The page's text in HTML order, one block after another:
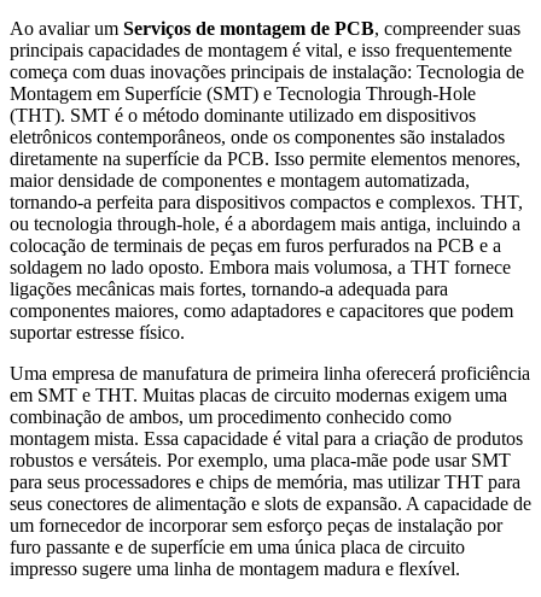
Ao avaliar um Serviços de montagem de PCB, compreender suas
principais capacidades de montagem é vital, e isso frequentemente
começa com duas inovações principais de instalação: Tecnologia de
Montagem em Superfície (SMT) e Tecnologia Through-Hole
(THT). SMT é o método dominante utilizado em dispositivos
eletrônicos contemporâneos, onde os componentes são instalados
diretamente na superfície da PCB. Isso permite elementos menores,
maior densidade de componentes e montagem automatizada,
tornando-a perfeita para dispositivos compactos e complexos. THT,
ou tecnologia through-hole, é a abordagem mais antiga, incluindo a
colocação de terminais de peças em furos perfurados na PCB e a
soldagem no lado oposto. Embora mais volumosa, a THT fornece
ligações mecânicas mais fortes, tornando-a adequada para
componentes maiores, como adaptadores e capacitores que podem
suportar estresse físico.
Uma empresa de manufatura de primeira linha oferecerá proficiência
em SMT e THT. Muitas placas de circuito modernas exigem uma
combinação de ambos, um procedimento conhecido como
montagem mista. Essa capacidade é vital para a criação de produtos
robustos e versáteis. Por exemplo, uma placa-mãe pode usar SMT
para seus processadores e chips de memória, mas utilizar THT para
seus conectores de alimentação e slots de expansão. A capacidade de
um fornecedor de incorporar sem esforço peças de instalação por
furo passante e de superfície em uma única placa de circuito
impresso sugere uma linha de montagem madura e flexível.